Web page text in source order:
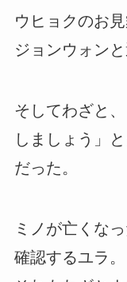
ウヒョクのお
ジョンウォンと
そしてわざと
しましょう」
だった。
ミノが亡くな
確認するユラ。